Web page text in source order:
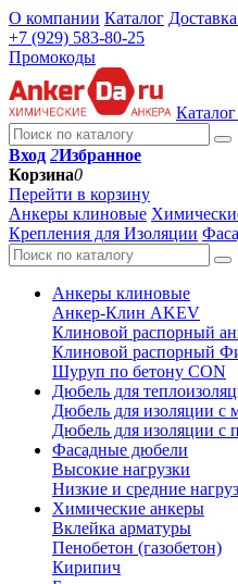
О компании Каталог
+7 (929) 583-80-25
Промокоды
Вход 2Избранное
Корзина0
Перейти в корзину
Анкеры клиновые
Крепления для Изоляции
Анкеры клиновые
Анкер-Клин AKEV
Клиновой распорный
Клиновой распорный
Шуруп по бетону CON
Дюбель для
Дюбель для изоляции с
Дюбель для изоляции с
Фасадные дюбели
Высокие нагрузки
Низкие и средние
Химические анкеры
Вклейка арматуры
Пенобетон (газобетон)
Кирипич